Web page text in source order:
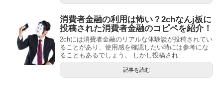
消費者金融の利用は怖い？2chなんj板に
投稿された消費者金融のコピペを紹介！
2chには消費者金融のリアルな体験談が投稿されてい
ることがあり、使用感を確認したい時には参考にな
ることもあるでしょう。 しかし投稿され...
記事を読む